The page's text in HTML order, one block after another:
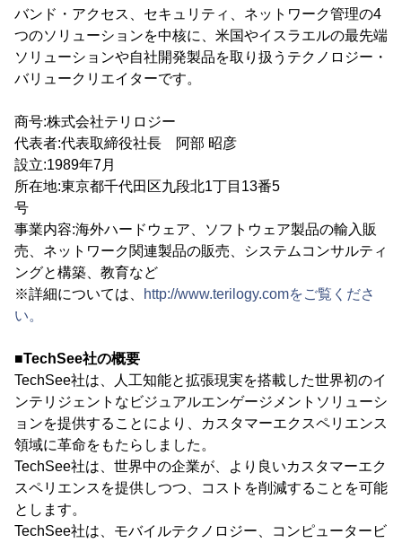
バンド・アクセス、セキュリティ、ネットワーク管理の4
つのソリューションを中核に、米国やイスラエルの最先端
ソリューションや自社開発製品を取り扱うテクノロジー・
バリュークリエイターです。
商号:株式会社テリロジー
代表者:代表取締役社長 阿部 昭彦
設立:1989年7月
所在地:東京都千代田区九段北1丁目13番5
号
事業内容:海外ハードウェア、ソフトウェア製品の輸入販
売、ネットワーク関連製品の販売、システムコンサルティ
ングと構築、教育など
※詳細については、
http://www.terilogy.comをご覧くださ
い。
■TechSee社の概要
TechSee社は、人工知能と拡張現実を搭載した世界初のイ
ンテリジェントなビジュアルエンゲージメントソリューシ
ョンを提供することにより、カスタマーエクスペリエンス
領域に革命をもたらしました。
TechSee社は、世界中の企業が、より良いカスタマーエク
スペリエンスを提供しつつ、コストを削減することを可能
とします。
TechSee社は、モバイルテクノロジー、コンピュータービ